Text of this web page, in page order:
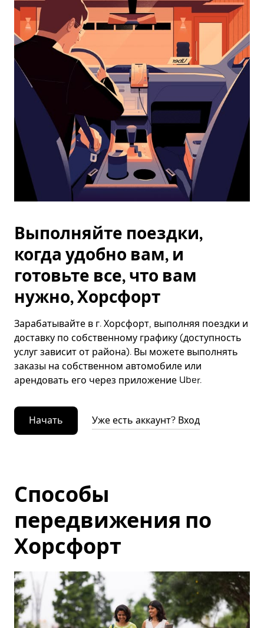
дату.
Чтобы
закрыть
календарь,
нажмите
Esc.
Выполняйте поездки,
когда удобно вам, и
готовьте все, что вам
нужно, Хорсфорт
Зарабатывайте в г. Хорсфорт, выполняя поездки и
доставку по собственному графику (доступность
услуг зависит от района). Вы можете выполнять
заказы на собственном автомобиле или
арендовать его через приложение Uber.
Начать Уже есть аккаунт? Вход
Способы
передвижения по
Хорсфорт